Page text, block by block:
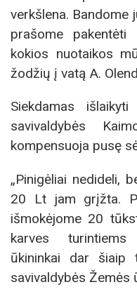
verkšlena. Bandome
prašome
kokios nuotaikos
žodžių į vatą A.
Siekdamas
savivaldybės
kompensuoja pusę
„Pinigėliai nedideli,
20 Lt jam grįžta.
išmokėjome 20
karves turintiems
ūkininkai dar šiaip
savivaldybės Žemės